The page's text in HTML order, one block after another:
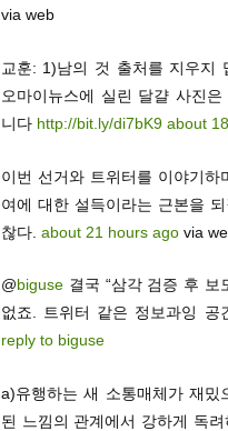
via web
교훈: 1)남의 것 출처를 지우지
오마이뉴스에 실린 달걀 사진은
니다 http://bit.ly/di7bK9 about
이번 선거와 트위터를 이야기
여에 대한 설득이라는 근본을
찮다. about 21 hours agovia
@biguse결국 “삼각 검증 후 보
없죠. 트위터 같은 정보과잉
reply to biguse
a)유행하는 새 소통매체가 재
된 느낌의 관계에서 강하게 독